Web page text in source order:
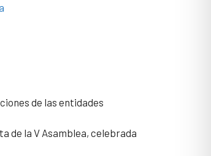
de las entidades
de la V Asamblea, celebrada